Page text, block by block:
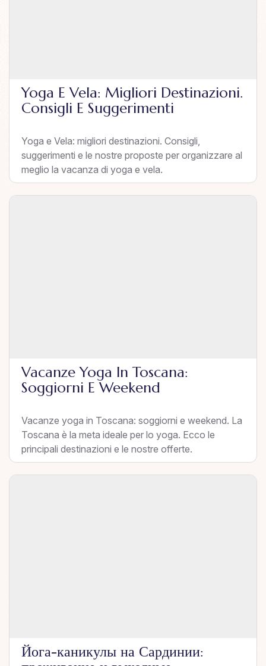
Yoga E Vela: Migliori Destinazioni.
Consigli E Suggerimenti
Yoga e Vela: migliori destinazioni. Consigli,
suggerimenti e le nostre proposte per organizzare al
meglio la vacanza di yoga e vela.
Vacanze Yoga In Toscana:
Soggiorni E Weekend
Vacanze yoga in Toscana: soggiorni e weekend. La
Toscana è la meta ideale per lo yoga. Ecco le
principali destinazioni e le nostre offerte.
Йога-каникулы на Сардинии: